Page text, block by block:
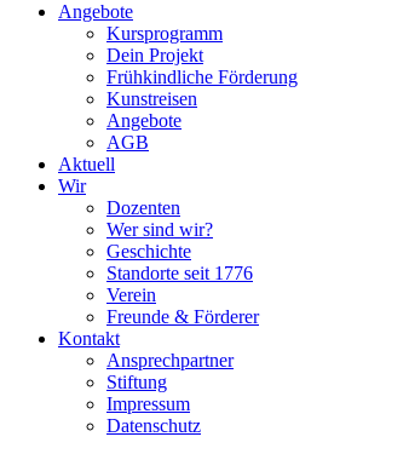
Angebote
Kursprogramm
Dein Projekt
Frühkindliche Förderung
Kunstreisen
Angebote
AGB
Aktuell
Wir
Dozenten
Wer sind wir?
Geschichte
Standorte seit 1776
Verein
Freunde & Förderer
Kontakt
Ansprechpartner
Stiftung
Impressum
Datenschutz